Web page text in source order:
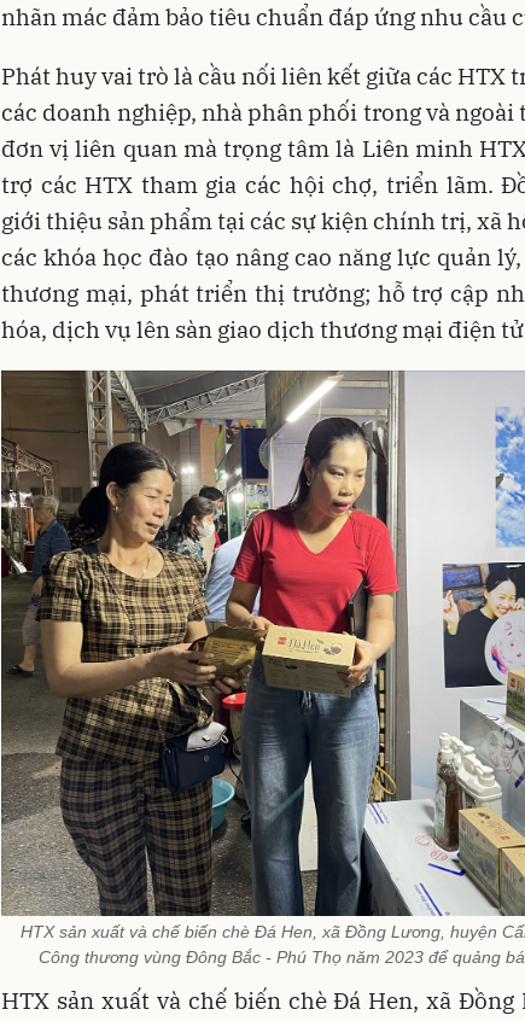
nhãn mác đảm bảo tiêu chuẩn đáp ứng nhu cầu
Phát huy vai trò là cầu nối liên kết giữa các HTX
các doanh nghiệp, nhà phân phối trong và ngoài
đơn vị liên quan mà trọng tâm là Liên minh
trợ các HTX tham gia các hội chợ, triển lãm.
giới thiệu sản phẩm tại các sự kiện chính trị, xã
các khóa học đào tạo nâng cao năng lực quản
thương mại, phát triển thị trường; hỗ trợ cập
hóa, dịch vụ lên sàn giao dịch thương mại điện
HTX sản xuất và chế biến chè Đá Hen, xã Đồng Lương, huyện
Công thương vùng Đông Bắc - Phú Thọ năm 2023 để quảng
HTX sản xuất và chế biến chè Đá Hen, xã Đồng